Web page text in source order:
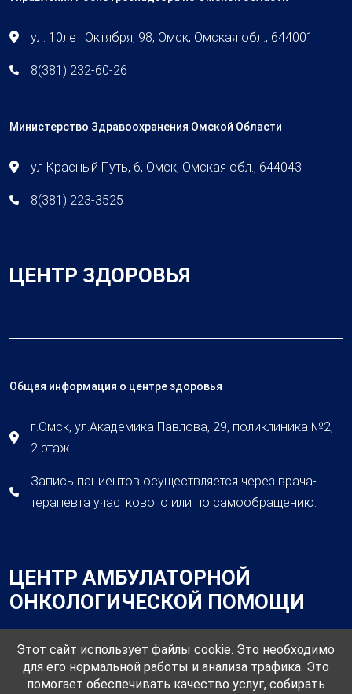
ул. 10лет Октября, 98, Омск, Омская обл., 644001
8(381) 232-60-26
Министерство Здравоохранения Омской Области
ул Красный Путь, 6, Омск, Омская обл., 644043
8(381) 223-3525
ЦЕНТР ЗДОРОВЬЯ
Общая информация о центре здоровья
г.Омск, ул.Академика Павлова, 29, поликлиника №2,
2 этаж.
Запись пациентов осуществляется через врача-
терапевта участкового или по самообращению.
ЦЕНТР АМБУЛАТОРНОЙ
ОНКОЛОГИЧЕСКОЙ ПОМОЩИ
Общая информация о центре амбулаторной онкологической
Этот сайт использует файлы cookie. Это необходимо
для его нормальной работы и анализа трафика. Это
помогает обеспечивать качество услуг, собирать